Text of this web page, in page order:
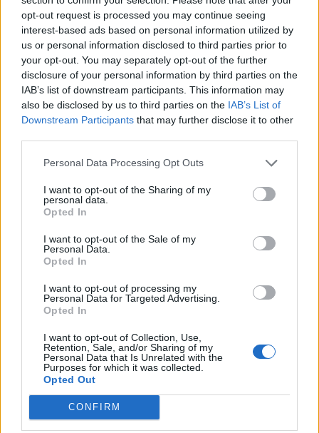
opt-out request is processed you may continue seeing
interest-based ads based on personal information utilized by
us or personal information disclosed to third parties prior to
your opt-out. You may separately opt-out of the further
disclosure of your personal information by third parties on the
IAB’s list of downstream participants. This information may
also be disclosed by us to third parties on the IAB’s List of
Downstream Participants that may further disclose it to other
Personal Data Processing Opt Outs
I want to opt-out of the Sharing of my
personal data.
Opted In
I want to opt-out of the Sale of my
Personal Data.
Opted In
I want to opt-out of processing my
Personal Data for Targeted Advertising.
Opted In
I want to opt-out of Collection, Use,
Retention, Sale, and/or Sharing of my
Personal Data that Is Unrelated with the
Purposes for which it was collected.
Opted Out
CONFIRM
με την πόρτα
Η Βον προσπαθούσε να “παλέψει” την αντίθετη
κλίση και κινούνταν ελαφρώς ανηφορικά, όταν
ένα εξόγκωμα την πέταξε απότομα στον αέρα,
με αποτέλεσμα να χτυπήσει με τη δεξιά
πλευρά της την τέταρτη πόρτα της διαδρομής.
καταστροφή.
σώμα της και να επανακτήσει την ισορροπία
τα σκι κάθετα στη γραμμή πτώσης.
Ακολούθησε σφοδρή πτώση, νέο εκτίναγμα
στον αέρα και προσγείωση στην περιοχή του
αυχένα, πριν γλιστρήσει για αρκετά μέτρα και
ακινητοποιηθεί στο μέσο της πίστας, μακριά
από τα δίχτυα ασφαλείας, σε εμφανώς σοβαρή
κατάσταση.